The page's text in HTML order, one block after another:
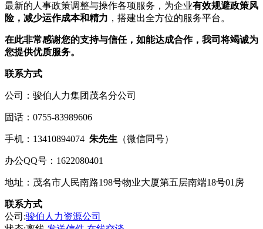
最新的人事政策调整与操作各项服务，为企业有效规避政策风
险，减少运作成本和精力 ，搭建出全方位的服务平台。
在此非常感谢您的支持与信任，如能达成合作，我司将竭诚为
您提供优质服务。
联系方式
公司：骏伯人力集团茂名分公司
固话：0755-83989606
手机：13410894074 朱先生 （微信同号）
办公QQ号：1622080401
地址：茂名市人民南路198号物业大厦第五层南端18号01房
联系方式
公司:骏伯人力资源公司